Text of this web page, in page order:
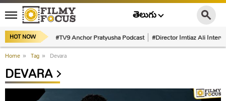
తెలుగు
HOT NOW #TV9 Anchor Pratyusha Podcast #Director Imtiaz Ali
Home » Tag » Devara
DEVARA